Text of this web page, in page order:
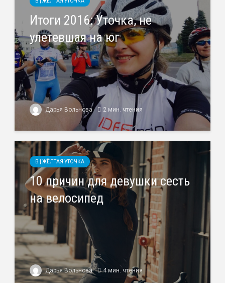
Итоги 2016: Уточка, не
улетевшая на юг
Дарья Вольнова 2 мин. чтения
B | ЖЁЛТАЯ УТОЧКА
10 причин для девушки сесть
на велосипед
Дарья Вольнова 4 мин. чтения